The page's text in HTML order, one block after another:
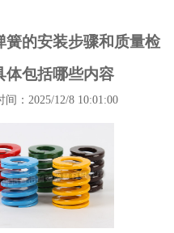
簧的安装步骤和质量检
体包括哪些内容
间：2025/12/8 10:01:00